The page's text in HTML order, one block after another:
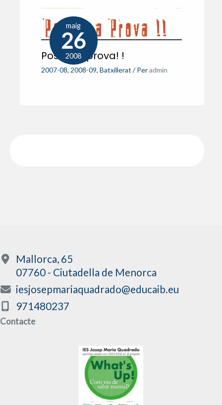
maig
26
2008
Posa’ t a prova! !
2007-08, 2008-09, Batxillerat / Per admin
Mallorca, 65
07760 - Ciutadella de Menorca
iesjosepmariaquadrado@educaib.eu
971480237
Contacte